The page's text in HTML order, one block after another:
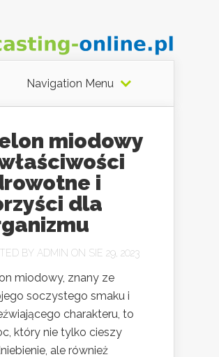
Navigation Menu
miodowy
i
dla
BY ADMIN ON SIE 29, 2023
miodowy, znany ze
soczystego smaku i
charakteru, to
który nie tylko cieszy
ale również